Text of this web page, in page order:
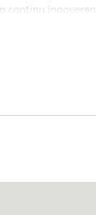
continu innoveren
te
garanderen. In
mobility.